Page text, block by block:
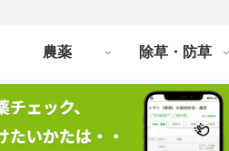
農薬 除草・防草